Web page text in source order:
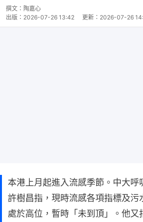
撰文： 陶嘉心
出版： 2026-07-26 13:42 更新： 2026-07-26
本港上月起進入流感季節。中大呼
許樹昌指，現時流感各項指標及污
處於高位，暫時「未到頂」。他又